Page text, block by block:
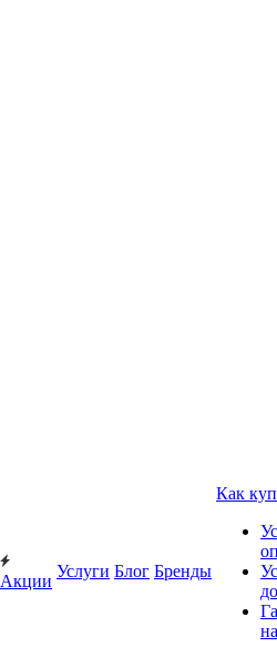
Акции
Услуги Блог Бренды
Как